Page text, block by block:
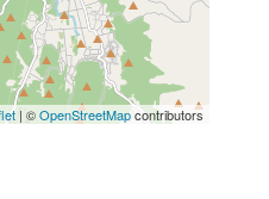
| ©OpenStreetMapcontributors